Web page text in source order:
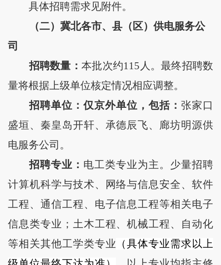
具体招聘需求见附件。
（二）冀北各市、县（区）供电服务公
司
招聘数量：本批次约115人。最终招聘数
量将根据上级单位核定情况相应调整。
招聘单位：仅京外单位，包括：张家口
盛垣、秦皇岛开轩、承德辰飞、廊坊明源供
电服务公司。
招聘专业 ： 电工类专业为主。 少量招聘
计算机科学与技术、
网络与信息安全、软件
工程、通信工程、电子信息工程等相关电子
信息类专业；土木工程、机械工程、自动化
等相关其他工学类专业 （具体专业需求以上